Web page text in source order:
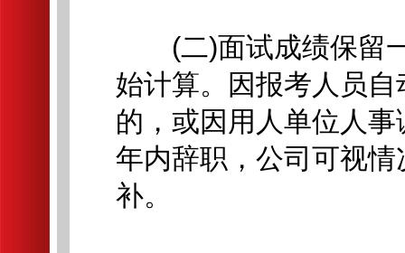
(二)面试成绩保留一
始计算。因报考人员
的，或因用人单位人
年内辞职，公司可视
补。